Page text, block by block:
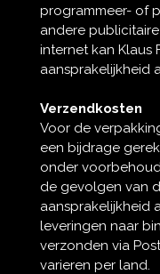
programmeer- of
andere
internet kan Klaus
aansprakelijkheid
Verzendkosten
Voor de
een bijdrage
onder
de gevolgen van
aansprakelijkheid
leveringen naar
verzonden via
varieren per land.